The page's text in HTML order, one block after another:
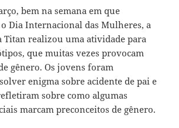
bem na semana em que
Dia Internacional das Mulheres, a
Titan realizou uma atividade para
que muitas vezes provocam
gênero. Os jovens foram
enigma sobre acidente de pai e
sobre como algumas
marcam preconceitos de gênero.